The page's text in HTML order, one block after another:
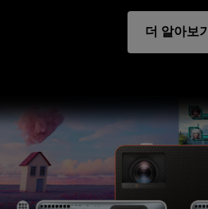
더 알아보기